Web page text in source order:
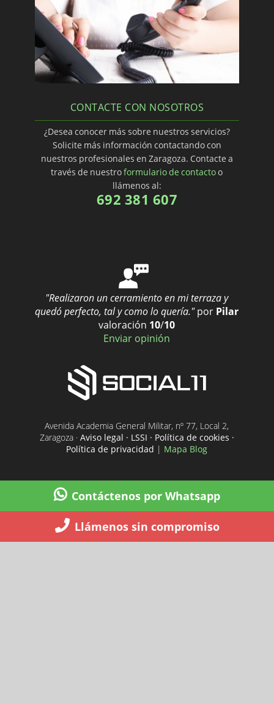
CONTACTE CON NOSOTROS
¿Desea conocer más sobre nuestros servicios?
Solicite más información contactando con
nuestros profesionales en Zaragoza. Contacte a
través de nuestroformulario de contactoo
llámenos al:
692 381 607
"Realizaron un cerramiento en mi terraza y
quedó perfecto, tal y como lo quería." por Pilar
valoración 10/10
Enviar opinión
Avenida Academia General Militar, nº 77, Local 2,
Zaragoza · Aviso legal · LSSI · Política de cookies ·
Política de privacidad | Mapa Blog
Contáctenos por Whatsapp
Llámenos sin compromiso